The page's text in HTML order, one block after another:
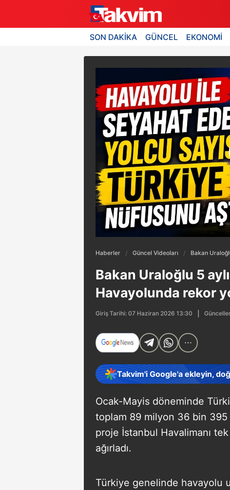
SON DAKİKA GÜNCEL EKONOMİ
Haberler Güncel Videoları Bakan
Bakan Uraloğlu 5
Havayolunda rekor
Giriş Tarihi: 07 Haziran 2026 13:30
Takvim'i Google'a ekleyin,
Ocak-Mayis döneminde
toplam 89 milyon 36 bin
proje İstanbul Havalimanı
ağırladı.
Türkiye genelinde havayolu